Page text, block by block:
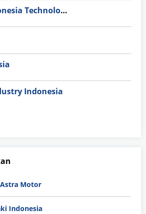
PT Everpro Indonesia Technologies
Indonesia
Motor
Indonesia